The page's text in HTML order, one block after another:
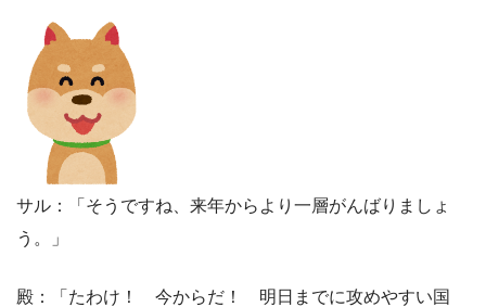
サル：「そうですね、来年からより一層がんばりましょ
う。」
殿：「たわけ！ 今からだ！ 明日までに攻めやすい国